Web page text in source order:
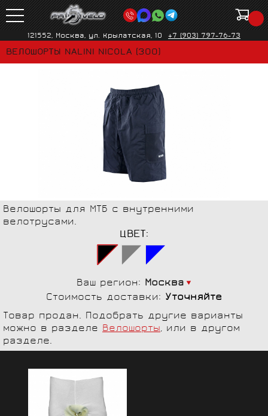
121552, Москва, ул. Крылатская, 10 +7 (903) 797-76-73
ВЕЛОШОРТЫ NALINI NICOLA (300)
Велошорты для МТБ с внутренними
велотрусами.
ЦВЕТ:
Ваш регион: Москва
Стоимость доставки: Уточняйте
Товар продан. Подобрать другие варианты
можно в разделе Велошорты, или в другом
разделе.